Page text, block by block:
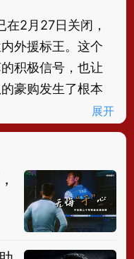
2月27日关闭，
外援标王。这个
积极信号，也让
豪购发生了根本
展开